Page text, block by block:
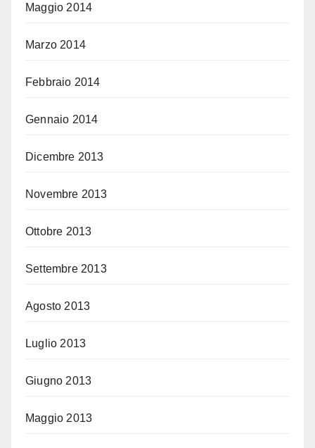
Maggio 2014
Marzo 2014
Febbraio 2014
Gennaio 2014
Dicembre 2013
Novembre 2013
Ottobre 2013
Settembre 2013
Agosto 2013
Luglio 2013
Giugno 2013
Maggio 2013